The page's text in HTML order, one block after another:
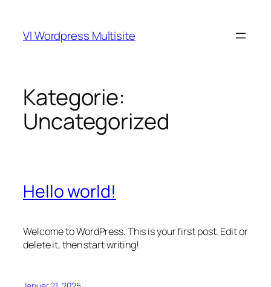
springen
VI Wordpress Multisite
Kategorie:
Uncategorized
Hello world!
Welcome to WordPress. This is your first post. Edit or
delete it, then start writing!